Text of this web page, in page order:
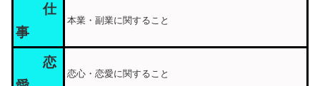
仕
事
本業・副業に関すること
恋
恋心・恋愛に関すること